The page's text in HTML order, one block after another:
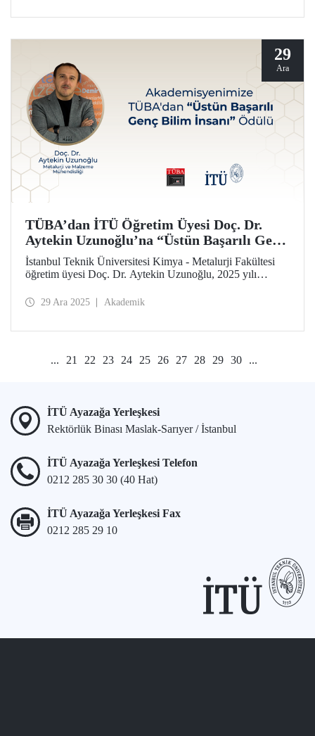
layık görüldü. İTÜ’de gerçekleştirilen törende 2025 IEEE
Türkiye Bilim Ödülleri sahiplerine İTÜ Rektörü Prof. Dr.
Hasan Mandal tarafından takdim edildi.
29
Ara
TÜBA’dan İTÜ Öğretim Üyesi Doç. Dr.
Aytekin Uzunoğlu’na “Üstün Başarılı Genç
Bilim İnsanı” Ödülü
İstanbul Teknik Üniversitesi Kimya - Metalurji Fakültesi
öğretim üyesi Doç. Dr. Aytekin Uzunoğlu, 2025 yılı
İnsanı (TÜBA-GEBİP) Ödülü’ne layık görüldü.
29 Ara 2025 Akademik
... 21 22 23 24 25 26 27 28 29 30 ...
İTÜ Ayazağa Yerleşkesi
Rektörlük Binası Maslak-Sarıyer / İstanbul
İTÜ Ayazağa Yerleşkesi Telefon
0212 285 30 30 (40 Hat)
İTÜ Ayazağa Yerleşkesi Fax
0212 285 29 10